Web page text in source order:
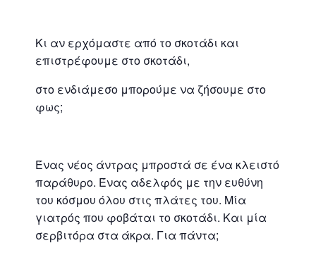
Κι αν ερχόμαστε από το σκοτάδι και
επιστρέφουμε στο σκοτάδι,
στο ενδιάμεσο μπορούμε να ζήσουμε στο
φως;
Ένας νέος άντρας μπροστά σε ένα κλειστό
παράθυρο. Ένας αδελφός με την ευθύνη
του κόσμου όλου στις πλάτες του. Μία
γιατρός που φοβάται το σκοτάδι. Και μία
σερβιτόρα στα άκρα. Για πάντα;